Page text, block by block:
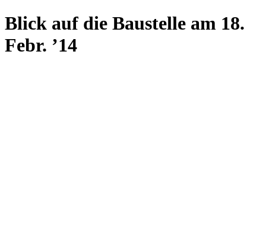
Blick auf die Baustelle am 18.
Febr. ’14